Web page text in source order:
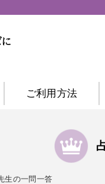
ご利用方法
生の一問一答